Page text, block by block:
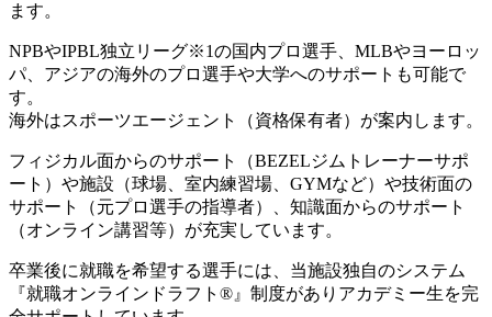
ます。
NPBやIPBL独立リーグ※1の国内プロ選手、MLBやヨーロッ
パ、アジアの海外のプロ選手や大学へのサポートも可能で
す。
海外はスポーツエージェント（資格保有者）が案内します。
フィジカル面からのサポート（BEZELジムトレーナーサポ
ート）や施設（球場、室内練習場、GYMなど）や技術面の
サポート（元プロ選手の指導者）、知識面からのサポート
（オンライン講習等）が充実しています。
卒業後に就職を希望する選手には、当施設独自のシステム
『就職オンラインドラフト®』制度がありアカデミー生を完